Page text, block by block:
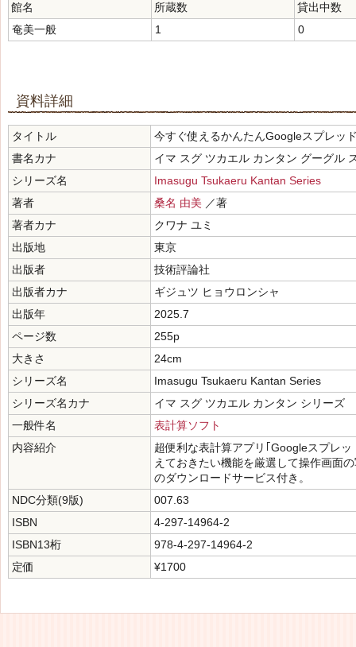
館名 所蔵数
貸出中数
奄美一般
1 0
資料詳細
タイトル
今すぐ使えるかんたんGoogleスプレッ
書名カナ
イマ スグ ツカエル カンタン グーグル
シリーズ名
Imasugu Tsukaeru Kantan Series
著者
桑名 由美 ／著
著者カナ
クワナ ユミ
出版地
東京
出版者
技術評論社
出版者カナ
ギジュツ ヒョウロンシャ
出版年
2025.7
ページ数
255p
大きさ
24cm
シリーズ名
Imasugu Tsukaeru Kantan Series
シリーズ名カナ
イマ スグ ツカエル カンタン シリーズ
一般件名
表計算ソフト
内容紹介
超便利な表計算アプリ｢Googleスプレ
えておきたい機能を厳選して操作画面
のダウンロードサービス付き。
NDC分類(9版)
007.63
ISBN
4-297-14964-2
ISBN13桁
978-4-297-14964-2
定価
¥1700